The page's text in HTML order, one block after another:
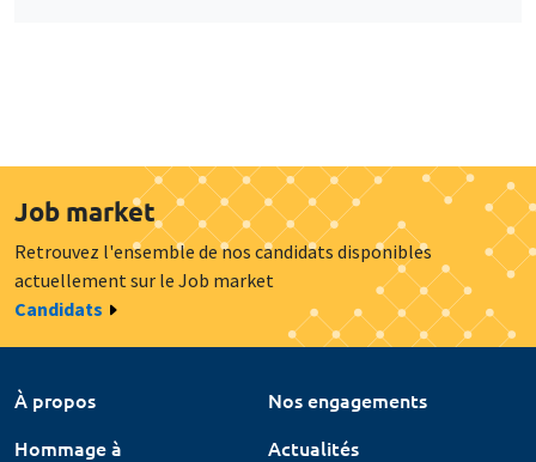
Job market
Retrouvez l'ensemble de nos candidats disponibles
actuellement sur le Job market
Candidats
À propos
Nos engagements
Hommage à
Actualités